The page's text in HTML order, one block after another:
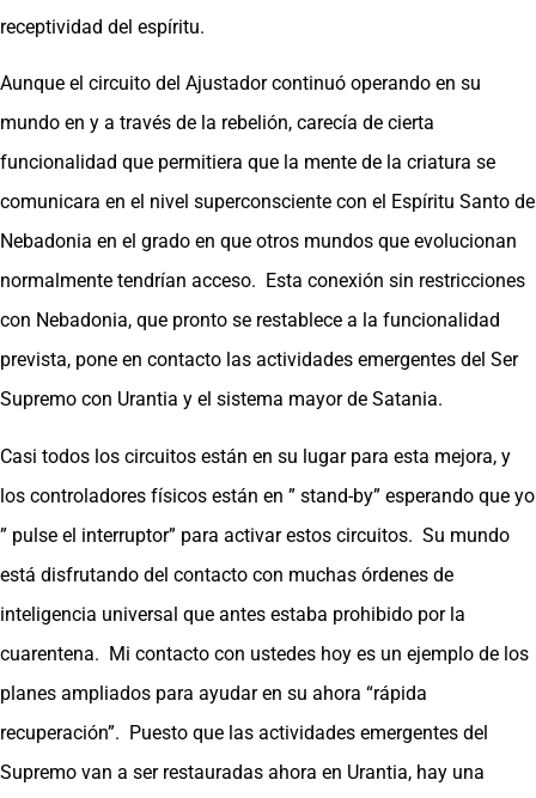
receptividad del espíritu.
Aunque el circuito del Ajustador continuó operando en su
mundo en y a través de la rebelión, carecía de cierta
funcionalidad que permitiera que la mente de la criatura se
comunicara en el nivel superconsciente con el Espíritu Santo de
Nebadonia en el grado en que otros mundos que evolucionan
normalmente tendrían acceso. Esta conexión sin restricciones
con Nebadonia, que pronto se restablece a la funcionalidad
prevista, pone en contacto las actividades emergentes del Ser
Supremo con Urantia y el sistema mayor de Satania.
Casi todos los circuitos están en su lugar para esta mejora, y
los controladores físicos están en ” stand-by” esperando que yo
” pulse el interruptor” para activar estos circuitos. Su mundo
está disfrutando del contacto con muchas órdenes de
inteligencia universal que antes estaba prohibido por la
cuarentena. Mi contacto con ustedes hoy es un ejemplo de los
planes ampliados para ayudar en su ahora “rápida
recuperación”. Puesto que las actividades emergentes del
Supremo van a ser restauradas ahora en Urantia, hay una